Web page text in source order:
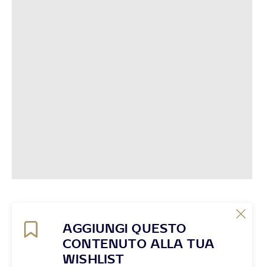
AGGIUNGI QUESTO
CONTENUTO ALLA TUA
WISHLIST